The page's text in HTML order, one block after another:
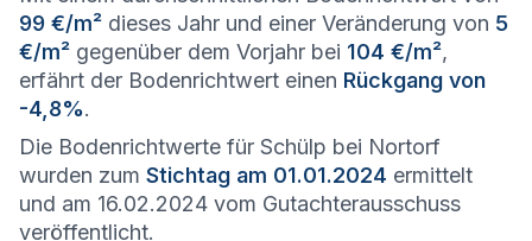
99 €/m² dieses Jahr und einer Veränderung von 5
€/m² gegenüber dem Vorjahr bei 104 €/m²,
erfährt der Bodenrichtwert einen Rückgang von
-4,8%.
Die Bodenrichtwerte für Schülp bei Nortorf
wurden zum Stichtag am 01.01.2024 ermittelt
und am 16.02.2024 vom Gutachterausschuss
veröffentlicht.